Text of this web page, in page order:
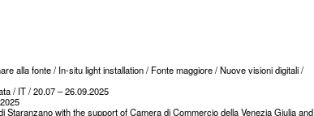
alla fonte / In-situ light installation / Fonte maggiore / Nuove visioni digitali /
/ IT / 20.07 – 26.09.2025
Staranzano with the support of Camera di Commercio della Venezia Giulia and